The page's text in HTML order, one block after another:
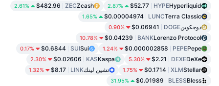
Hyperliquid
HYPE
$52.77
2.87%
Zcash
ZEC
$482.96
2.61%
Terra Classic
LUNC
$0.00004974
1.65%
دوجكوينDOGE
$0.06941
0.90%
Lorenzo Protocol
BANK
$0.04239
10.78%
Pepe
PEPE
$0.000002858
1.24%
Sui
SUI
$0.6844
0.17%
DeXe
DEXE
$2.21
5.30%
Kaspa
KAS
$0.02606
2.30%
Stellar
XLM
$0.1714
1.75% تشين لينكLINK
$8.17
1.32%
Bless
BLESS
$0.01989
31.95%